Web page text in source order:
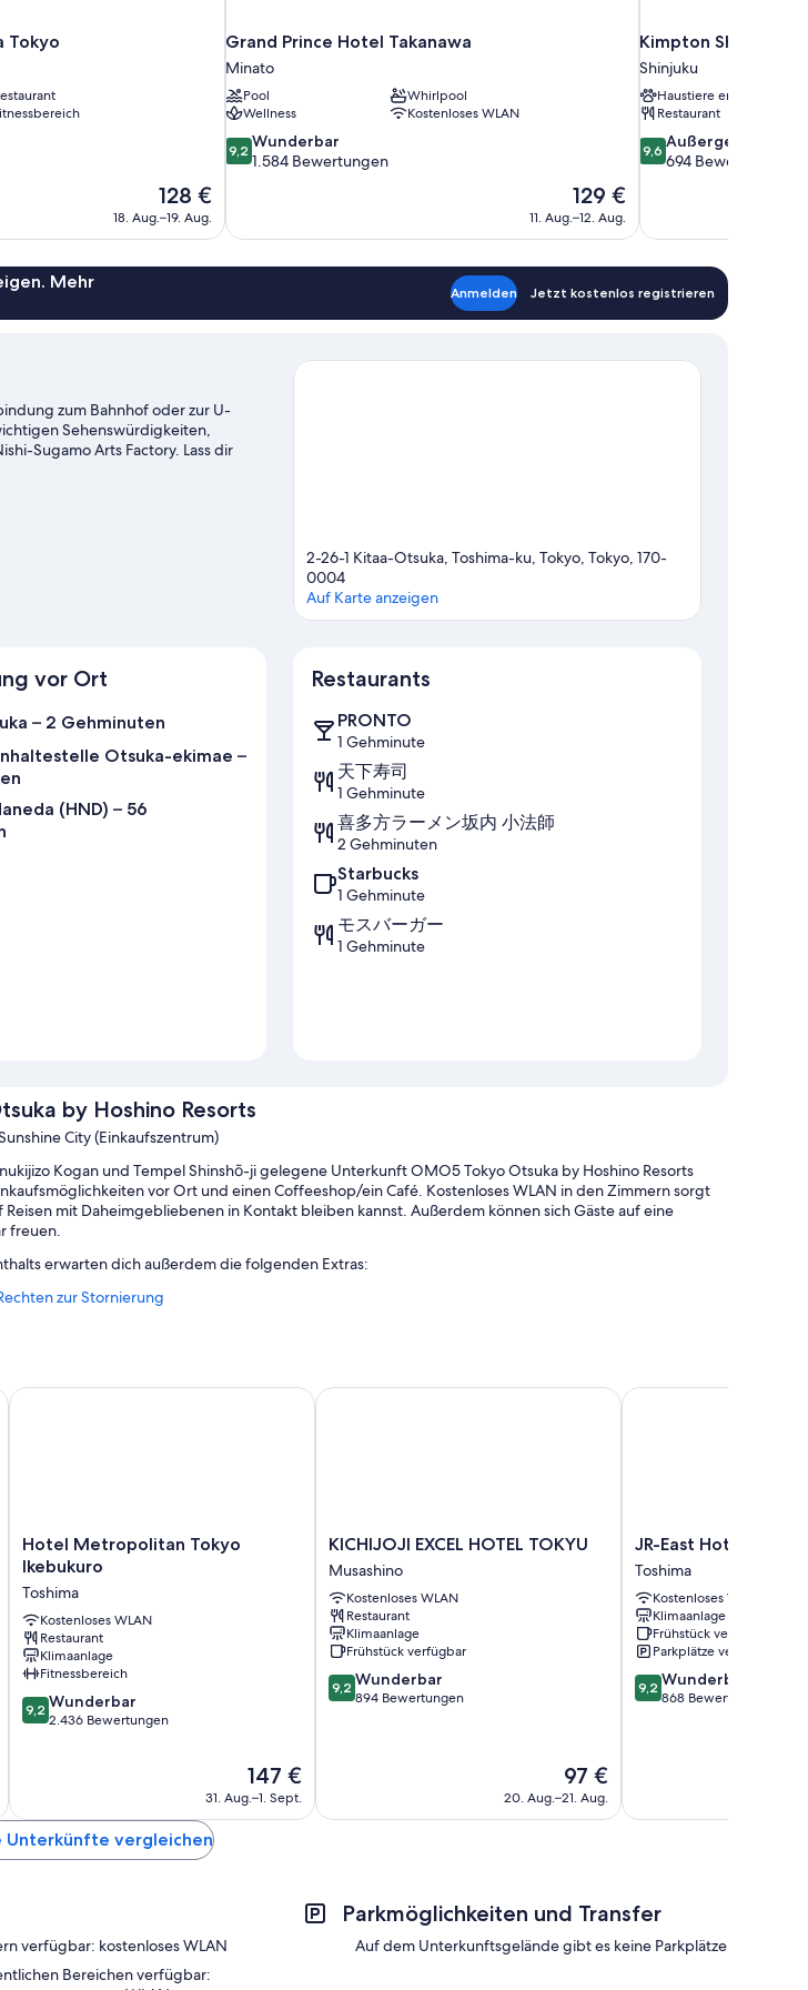
Tokyo
Der
Preis
beträgt
128 €
18. Aug.–19. Aug.
Grand Prince Hotel Takanawa
Minato
Pool
Whirlpool
Wellness
Kostenloses WLAN
9.2
von
Bewertungen
9,2 Wunderbar
1.584 Bewertungen
Der
Preis
beträgt
129 €
11. Aug.–12. Aug.
Kimpton Shinjuku
Shinjuku
Haustiere erlaubt
Restaurant
9.6
von
Bewertungen
9,6 Außergewöhnlich
694 Bewertungen
Mehr
Anmelden Jetzt kostenlos registrieren
zum Bahnhof oder zur U-
Sehenswürdigkeiten,
Sugamo Arts Factory. Lass dir
2-26-1 Kitaa-Otsuka, Toshima-ku, Tokyo, Tokyo, 170-
0004
Auf Karte anzeigen
vor Ort
– 2 Gehminuten
Otsuka-ekimae –
(HND) – 56
Restaurants
PRONTO
1 Gehminute
天下寿司
1 Gehminute
喜多方ラーメン坂内 小法師
2 Gehminuten
Starbucks
1 Gehminute
モスバーガー
1 Gehminute
by Hoshino Resorts
City (Einkaufszentrum)
Kogan und Tempel Shinshō-ji gelegene Unterkunft OMO5 Tokyo Otsuka by Hoshino Resorts
vor Ort und einen Coffeeshop/ein Café. Kostenloses WLAN in den Zimmern sorgt
Reisen mit Daheimgebliebenen in Kontakt bleiben kannst. Außerdem können sich Gäste auf eine
freuen.
erwarten dich außerdem die folgenden Extras:
(gegen Aufpreis), Express-Check-out und Express-Check-in
wissen Gäste insbesondere das hilfsbereite Personal der Unterkunft zu schätzen.
Instantkaffee und Wasserkocher
und Toiletten mit elektronisch betriebenem Bidet
und tägliche Zimmerreinigung
zur Stornierung
Hotel
Metropolitan
Ikebukuro
Toshima
Hotel Metropolitan Tokyo
Ikebukuro
Toshima
Kostenloses WLAN
Restaurant
Klimaanlage
Fitnessbereich
9.2
von
9,2 Wunderbar
2.436 Bewertungen
Der
Preis
beträgt
147 €
31. Aug.–1. Sept.
Hotel Metropolitan Tokyo Ikebukuro
KICHIJOJI
EXCEL
HOTEL
TOKYU
Musashino
KICHIJOJI EXCEL HOTEL TOKYU
Musashino
Kostenloses WLAN
Restaurant
Klimaanlage
Frühstück verfügbar
9.2
von
9,2 Wunderbar
894 Bewertungen
Der
Preis
beträgt
97 €
20. Aug.–21. Aug.
KICHIJOJI EXCEL HOTEL TOKYU
JR-
East
Hotel
Mets
Mejiro
Toshima
JR-East Hotel Mets
Toshima
Kostenloses WLAN
Klimaanlage
Frühstück verfügbar
Parkplätze verfügbar
9.2
von
9,2 Wunderbar
868 Bewertungen
JR-East Hotel Mets
Unterkünfte vergleichen
verfügbar: kostenloses WLAN
Bereichen verfügbar:
Parkmöglichkeiten und Transfer
Auf dem Unterkunftsgelände gibt es keine Parkplätze